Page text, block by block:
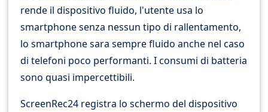
rende il dispositivo fluido, l'utente usa lo
smartphone senza nessun tipo di rallentamento,
lo smartphone sara sempre fluido anche nel caso
di telefoni poco performanti. I consumi di batteria
sono quasi impercettibili.
ScreenRec24 registra lo schermo del dispositivo